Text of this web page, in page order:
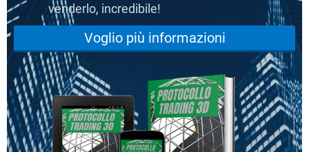
venderlo, incredibile!
Voglio più informazioni